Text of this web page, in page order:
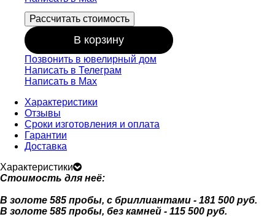
Рассчитать стоимость
В корзину
Позвонить в ювелирный дом
Написать в Телеграм
Написать в Мах
Характеристики
Отзывы
Сроки изготовления и оплата
Гарантии
Доставка
Характеристики
Стоимость для неё:
В золоте 585 пробы, с бриллиантами - 181 500 руб.
В золоте 585 пробы, без камней - 115 500 руб.